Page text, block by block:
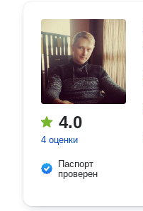
4.0
4 оценки
Паспорт
проверен